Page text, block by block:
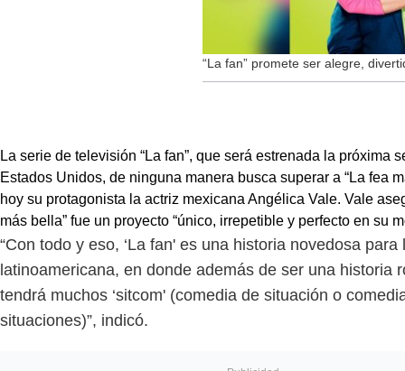
“La fan” promete ser alegre,
La serie de televisión “La fan”, que será estrenada la próxima
Estados Unidos, de ninguna manera busca superar a “La fea
hoy su protagonista la actriz mexicana Angélica Vale. Vale
más bella” fue un proyecto “único, irrepetible y perfecto en su
“Con todo y eso, ‘La fan' es una historia novedosa para
latinoamericana, en donde además de ser una historia
tendrá muchos ‘sitcom' (comedia de situación o
situaciones)”, indicó.